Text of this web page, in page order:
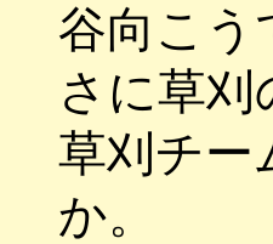
谷向こう
さに草
草刈チー
か。